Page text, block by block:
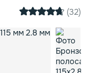
(32)